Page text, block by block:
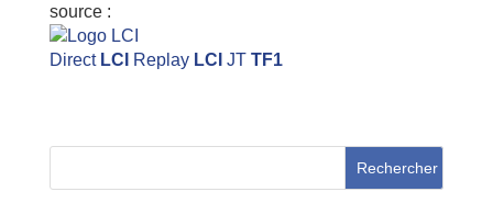
source :
Direct LCI Replay LCI JT TF1